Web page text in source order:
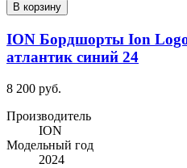
В корзину
ION Бордшорты Ion
атлантик синий 24
8 200 руб.
Производитель
ION
Модельный год
2024